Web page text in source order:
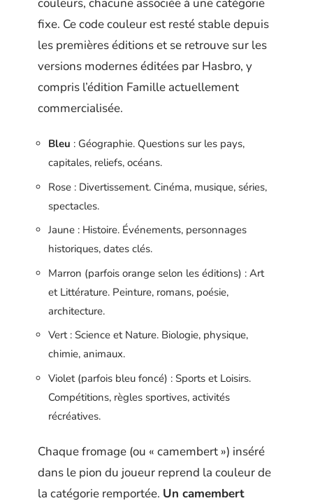
fixe. Ce code couleur est resté stable depuis
les premières éditions et se retrouve sur les
versions modernes éditées par Hasbro, y
compris l’édition Famille actuellement
commercialisée.
Bleu : Géographie. Questions sur les pays,
capitales, reliefs, océans.
Rose : Divertissement. Cinéma, musique, séries,
spectacles.
Jaune : Histoire. Événements, personnages
historiques, dates clés.
Marron (parfois orange selon les éditions) : Art
et Littérature. Peinture, romans, poésie,
architecture.
Vert : Science et Nature. Biologie, physique,
chimie, animaux.
Violet (parfois bleu foncé) : Sports et Loisirs.
Compétitions, règles sportives, activités
récréatives.
Chaque fromage (ou « camembert ») inséré
dans le pion du joueur reprend la couleur de
la catégorie remportée. Un camembert